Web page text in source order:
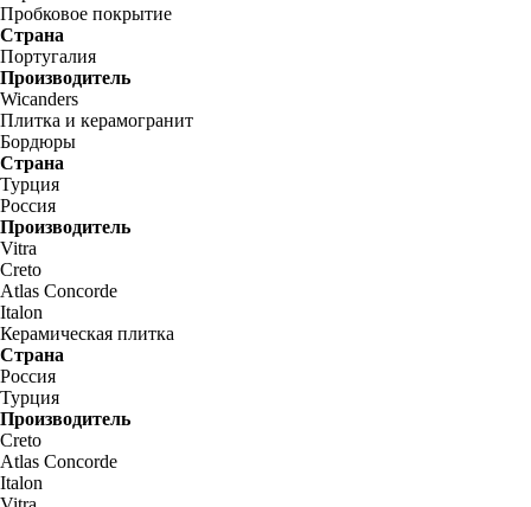
Пробковое покрытие
Страна
Португалия
Производитель
Wicanders
Плитка и керамогранит
Бордюры
Страна
Турция
Россия
Производитель
Vitra
Creto
Atlas Concorde
Italon
Керамическая плитка
Страна
Россия
Турция
Производитель
Creto
Atlas Concorde
Italon